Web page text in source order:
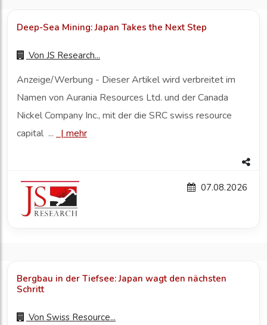
Deep-Sea Mining: Japan Takes the Next Step
Von JS Research...
Anzeige/Werbung - Dieser Artikel wird verbreitet im
Namen von Aurania Resources Ltd. und der Canada
Nickel Company Inc., mit der die SRC swiss resource
capital ...
| mehr
07.08.2026
Bergbau in der Tiefsee: Japan wagt den nächsten
Schritt
Von Swiss Resource...